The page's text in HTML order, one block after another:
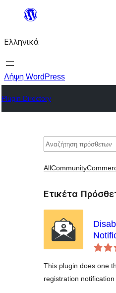
Μετάβαση
περιεχόμενο
Ελληνικά
Λήψη WordPress
Plugin Directory
Αναζήτηση
AllCommunity
Ετικέτα
This plugin does one
registration notification